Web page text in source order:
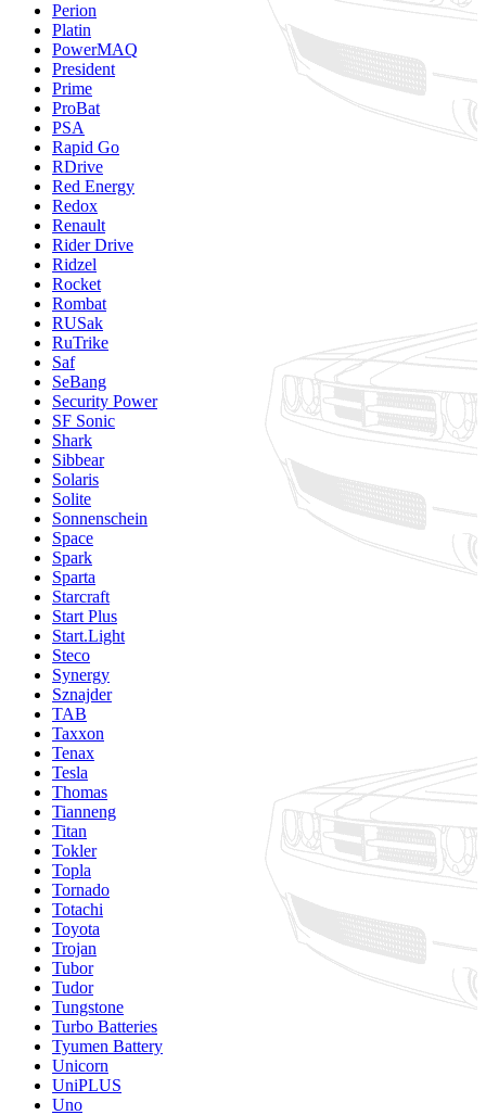
Perion
Platin
PowerMAQ
President
Prime
ProBat
PSA
Rapid Go
RDrive
Red Energy
Redox
Renault
Rider Drive
Ridzel
Rocket
Rombat
RUSak
RuTrike
Saf
SeBang
Security Power
SF Sonic
Shark
Sibbear
Solaris
Solite
Sonnenschein
Space
Spark
Sparta
Starcraft
Start Plus
Start.Light
Steco
Synergy
Sznajder
TAB
Taxxon
Tenax
Tesla
Thomas
Tianneng
Titan
Tokler
Topla
Tornado
Totachi
Toyota
Trojan
Tubor
Tudor
Tungstone
Turbo Batteries
Tyumen Battery
Unicorn
UniPLUS
Uno